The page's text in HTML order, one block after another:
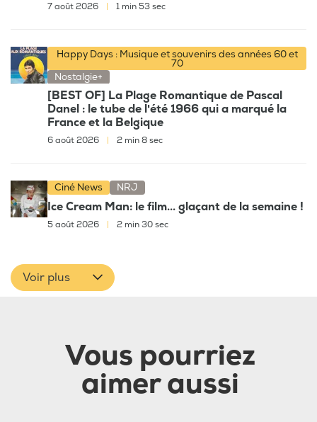
7 août 2026 1 min 53 sec
Happy Days : Musique et souvenirs des années 60 et
70
Nostalgie+
[BEST OF] La Plage Romantique de Pascal
Danel : le tube de l'été 1966 qui a marqué la
France et la Belgique
6 août 2026 2 min 8 sec
Ciné News NRJ
Ice Cream Man: le film... glaçant de la semaine !
5 août 2026 2 min 30 sec
Voir plus
Vous pourriez
aimer aussi